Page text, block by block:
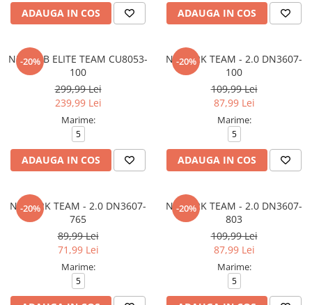
ADAUGA IN COS ADAUGA IN COS
-20%
NK CLUB ELITE TEAM CU8053-
100
299,99 Lei
239,99 Lei
Marime:
5
ADAUGA IN COS
-20%
NK PARK TEAM - 2.0 DN3607-
100
109,99 Lei
87,99 Lei
Marime:
5
ADAUGA IN COS
-20%
NK PARK TEAM - 2.0 DN3607-
765
89,99 Lei
71,99 Lei
Marime:
5
-20%
NK PARK TEAM - 2.0 DN3607-
803
109,99 Lei
87,99 Lei
Marime:
5